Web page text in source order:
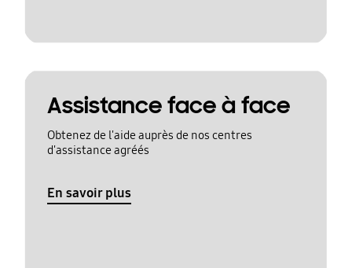
Assistance face à face
Obtenez de l'aide auprès de nos centres
d'assistance agréés
En savoir plus